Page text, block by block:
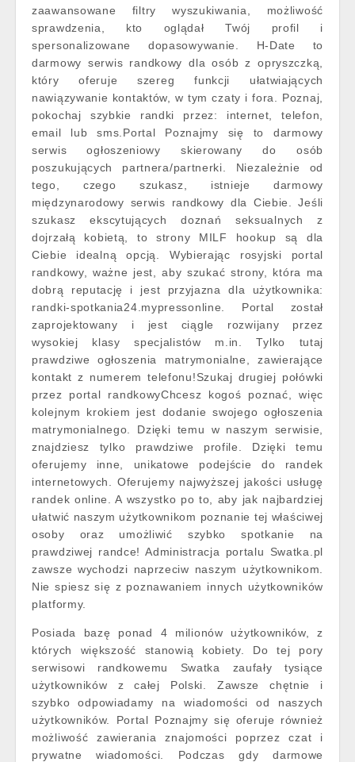
zaawansowane filtry wyszukiwania, możliwość
sprawdzenia, kto oglądał Twój profil i
spersonalizowane dopasowywanie. H-Date to
darmowy serwis randkowy dla osób z opryszczką,
który oferuje szereg funkcji ułatwiających
nawiązywanie kontaktów, w tym czaty i fora. Poznaj,
pokochaj szybkie randki przez: internet, telefon,
email lub sms.Portal Poznajmy się to darmowy
serwis ogłoszeniowy skierowany do osób
poszukujących partnera/partnerki. Niezależnie od
tego, czego szukasz, istnieje darmowy
międzynarodowy serwis randkowy dla Ciebie. Jeśli
szukasz ekscytujących doznań seksualnych z
dojrzałą kobietą, to strony MILF hookup są dla
Ciebie idealną opcją. Wybierając rosyjski portal
randkowy, ważne jest, aby szukać strony, która ma
dobrą reputację i jest przyjazna dla użytkownika:
randki-spotkania24.mypressonline. Portal został
zaprojektowany i jest ciągle rozwijany przez
wysokiej klasy specjalistów m.in. Tylko tutaj
prawdziwe ogłoszenia matrymonialne, zawierające
kontakt z numerem telefonu!Szukaj drugiej połówki
przez portal randkowyChcesz kogoś poznać, więc
kolejnym krokiem jest dodanie swojego ogłoszenia
matrymonialnego. Dzięki temu w naszym serwisie,
znajdziesz tylko prawdziwe profile. Dzięki temu
oferujemy inne, unikatowe podejście do randek
internetowych. Oferujemy najwyższej jakości usługę
randek online. A wszystko po to, aby jak najbardziej
ułatwić naszym użytkownikom poznanie tej właściwej
osoby oraz umożliwić szybko spotkanie na
prawdziwej randce! Administracja portalu Swatka.pl
zawsze wychodzi naprzeciw naszym użytkownikom.
Nie spiesz się z poznawaniem innych użytkowników
platformy.
Posiada bazę ponad 4 milionów użytkowników, z
których większość stanowią kobiety. Do tej pory
serwisowi randkowemu Swatka zaufały tysiące
użytkowników z całej Polski. Zawsze chętnie i
szybko odpowiadamy na wiadomości od naszych
użytkowników. Portal Poznajmy się oferuje również
możliwość zawierania znajomości poprzez czat i
prywatne wiadomości. Podczas gdy darmowe